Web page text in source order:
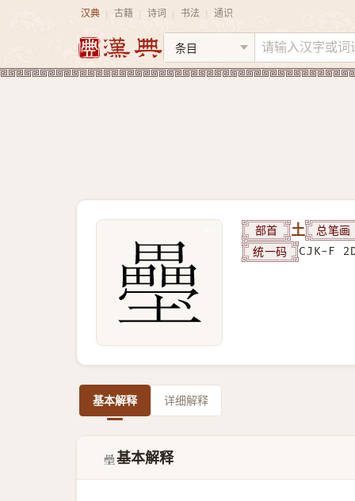
汉典 古籍 诗词 书法 通识
部首 土
总笔画
统一码
CJK-F
基本解释 详细解释
𭐍基本解释